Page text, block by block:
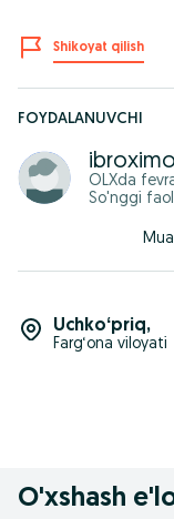
Shikoyat qilish
FOYDALANUVCHI
OLXda
So'nggi
Uchkoʻpriq,
Farg‘ona viloyati
O'xshash